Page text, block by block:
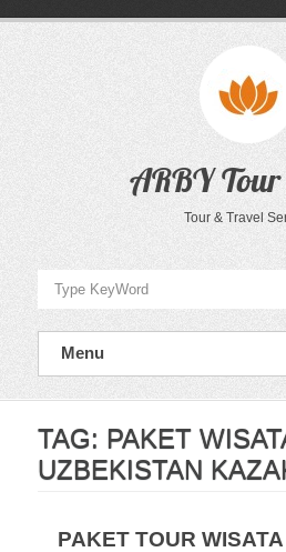
ARBY
Tour & Travel
Menu
TAG: PAKET
UZBEKISTAN
PAKET TOUR WISATA